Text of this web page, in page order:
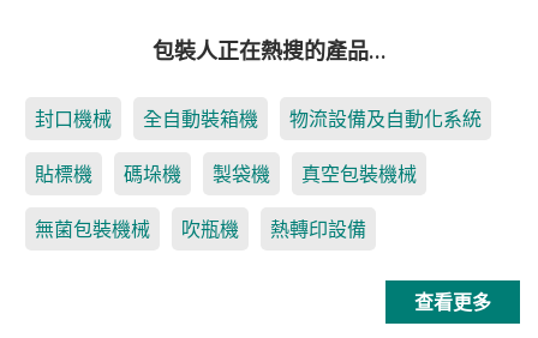
包裝人正在熱搜的產品…
封口機械 全自動裝箱機 物流設備及自動化系統
貼標機 碼垛機 製袋機 真空包裝機械
無菌包裝機械 吹瓶機 熱轉印設備
查看更多